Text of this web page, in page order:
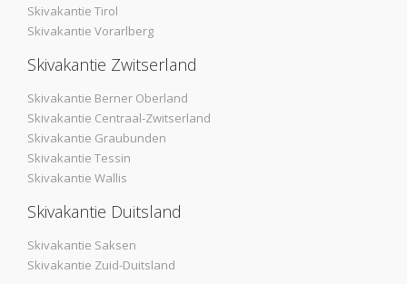
Skivakantie Tirol
Skivakantie Vorarlberg
Skivakantie Zwitserland
Skivakantie Berner Oberland
Skivakantie Centraal-Zwitserland
Skivakantie Graubunden
Skivakantie Tessin
Skivakantie Wallis
Skivakantie Duitsland
Skivakantie Saksen
Skivakantie Zuid-Duitsland